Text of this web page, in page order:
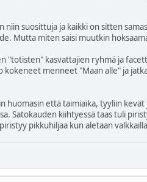
suosittuja ja kaikki on sitten
Mutta miten saisi muutkin
"totisten" kasvattajien ryhmä ja
menneet "Maan alle" ja
huomasin että taimiaika, tyyliin
Satokauden kiihtyessä taas tuli
pikkuhiljaa kun aletaan